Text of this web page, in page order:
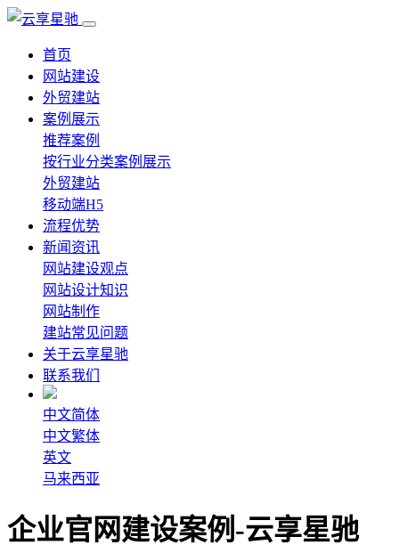
首页
网站建设
外贸建站
案例展示
推荐案例
按行业分类案例展示
外贸建站
移动端H5
流程优势
新闻资讯
网站建设观点
网站设计知识
网站制作
建站常见问题
关于云享星驰
联系我们
中文简体
中文繁体
英文
马来西亚
企业官网建设案例-云享星驰